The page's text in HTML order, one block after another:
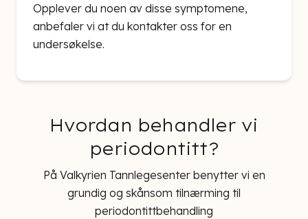
Opplever du noen av disse symptomene,
anbefaler vi at du kontakter oss for en
undersøkelse.
Hvordan behandler vi
periodontitt?
På Valkyrien Tannlegesenter benytter vi en
grundig og skånsom tilnærming til
periodontittbehandling